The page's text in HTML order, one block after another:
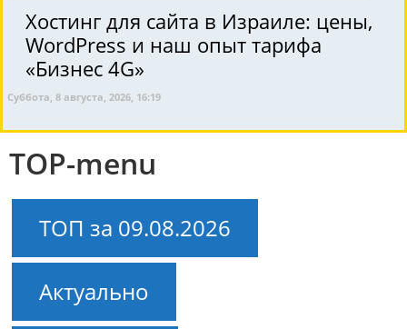
Хостинг для сайта в Израиле: цены,
WordPress и наш опыт тарифа
«Бизнес 4G»
Суббота, 8 августа, 2026, 16:19
TOP-menu
ТОП за 09.08.2026
Актуально